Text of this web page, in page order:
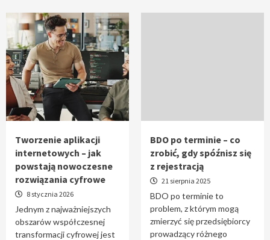
Tworzenie aplikacji
internetowych – jak
powstają nowoczesne
rozwiązania cyfrowe
8 stycznia 2026
Jednym z najważniejszych
obszarów współczesnej
transformacji cyfrowej jest
BDO po terminie – co
zrobić, gdy spóźnisz się
z rejestracją
21 sierpnia 2025
BDO po terminie to
problem, z którym mogą
zmierzyć się przedsiębiorcy
prowadzący różnego